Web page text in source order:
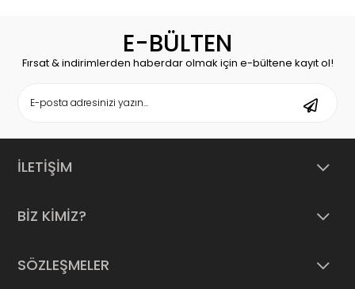
E-BÜLTEN
Fırsat & indirimlerden haberdar olmak için e-bültene kayıt ol!
İLETİŞİM
BİZ KİMİZ?
SÖZLEŞMELER